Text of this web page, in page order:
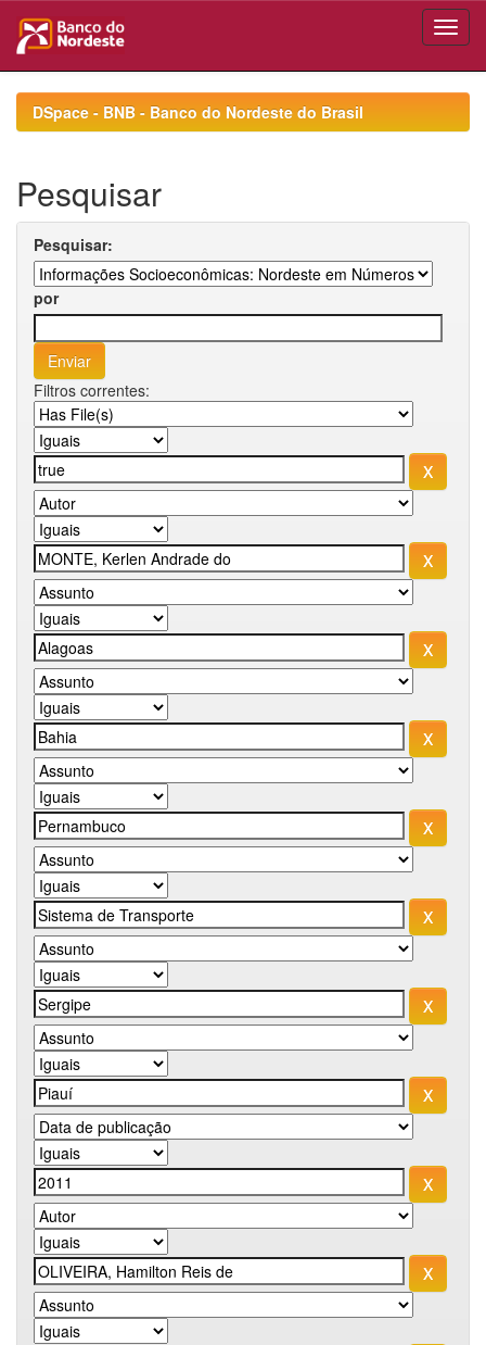
navigationDSpace - BNB - Banco do Nordeste do Brasil
Pesquisar
Pesquisar:
por
Filtros correntes: